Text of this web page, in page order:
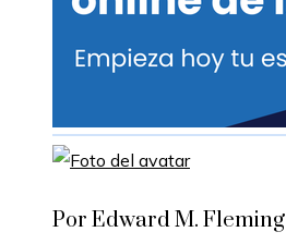
Por Edward M. Fleming